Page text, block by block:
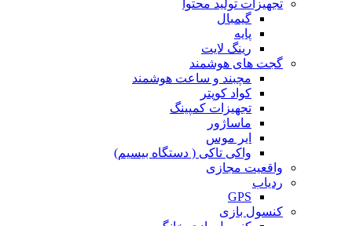
تجهیزات تولید محتوا
گیمبال
پایه
رینگ لایت
گجت های هوشمند
مچبند و ساعت هوشمند
کواد کوپتر
تجهیزات کمپینگ
ماساژور
ایر موس
واکی تاکی ( دستگاه بیسیم)
واقعیت مجازی
ردیاب
GPS
کنسول بازی